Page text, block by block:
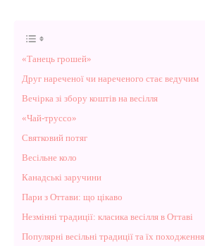
«Танець грошей»
Друг нареченої чи нареченого стає ведучим
Вечірка зі збору коштів на весілля
«Чай-труссо»
Святковий потяг
Весільне коло
Канадські заручини
Пари з Оттави: що цікаво
Незмінні традиції: класика весілля в Оттаві
Популярні весільні традиції та їх походження